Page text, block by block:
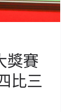
獎賽
比三